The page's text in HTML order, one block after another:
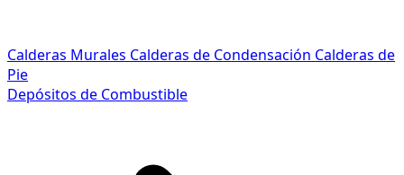
Calderas Murales Calderas de Condensación Calderas de
Pie
Depósitos de Combustible